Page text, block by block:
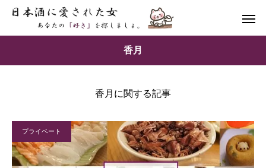
香月
香月に関する記事
プライベート